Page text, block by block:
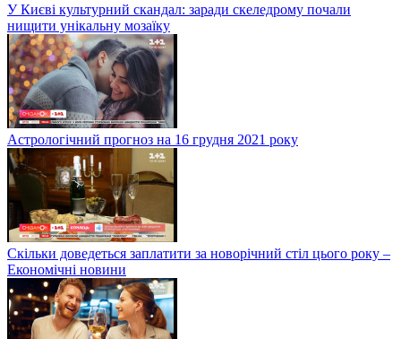
У Києві культурний скандал: заради скеледрому почали
нищити унікальну мозаїку
Астрологічний прогноз на 16 грудня 2021 року
Скільки доведеться заплатити за новорічний стіл цього року –
Економічні новини